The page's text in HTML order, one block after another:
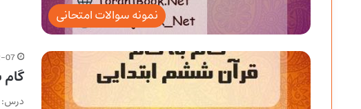
نمونه سوالات امتحانی
07